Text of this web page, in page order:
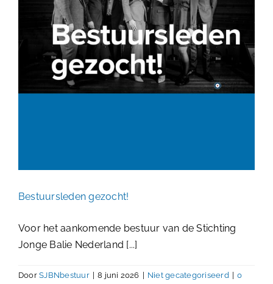
Bestuursleden gezocht!
Niet gecategoriseerd
Bestuursleden gezocht!
Voor het aankomende bestuur van de Stichting
Jonge Balie Nederland [...]
DoorSJBNbestuur 8 juni 2026 Niet gecategoriseerd
0